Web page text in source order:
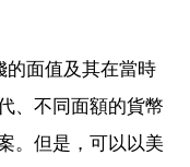
面值及其在當時
、不同面額的貨幣
。但是，可以以美